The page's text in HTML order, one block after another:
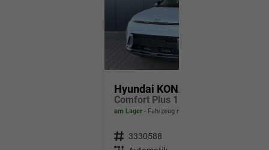
Hyundai KONA
am Lager Fahrzeug mit Tageszulassung
Fahrzeugnr. 3330588